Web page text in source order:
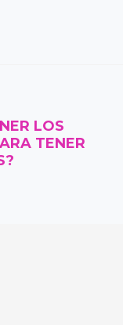
LOS
TENER